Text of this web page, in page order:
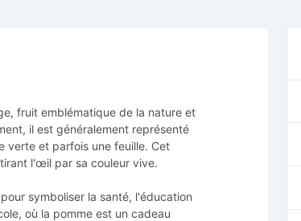
fruit emblématique de la nature et
il est généralement représenté
verte et parfois une feuille. Cet
l'œil par sa couleur vive.
symboliser la santé, l'éducation
où la pomme est un cadeau